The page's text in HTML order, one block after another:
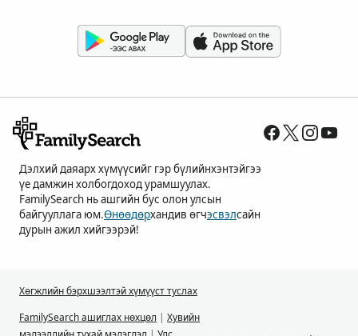
Дэлхий даяарх хүмүүсийг гэр бүлийнхэнтэйгээ
үе дамжин холбогдоход урамшуулах.
FamilySearch нь ашгийн бус олон улсын
байгууллага юм.Өнөөдөрхандив өгчэсвэлсайн
дурын ажил хийгээрэй!
Хөгжлийн бэрхшээлтэй хүмүүст туслах
FamilySearch ашиглах нөхцөл | Хувийн